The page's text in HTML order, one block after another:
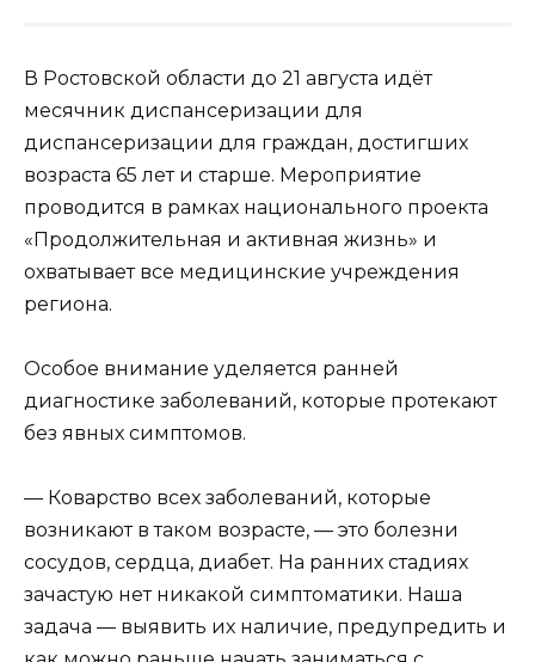
В Ростовской области до 21 августа идёт
месячник диспансеризации для
диспансеризации для граждан, достигших
возраста 65 лет и старше. Мероприятие
проводится в рамках национального проекта
«Продолжительная и активная жизнь» и
охватывает все медицинские учреждения
региона.
Особое внимание уделяется ранней
диагностике заболеваний, которые протекают
без явных симптомов.
— Коварство всех заболеваний, которые
возникают в таком возрасте, — это болезни
сосудов, сердца, диабет. На ранних стадиях
зачастую нет никакой симптоматики. Наша
задача — выявить их наличие, предупредить и